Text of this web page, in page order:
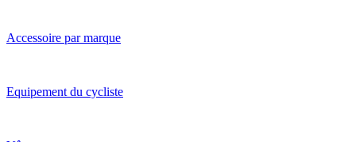
Accessoire par marque
Equipement du cycliste